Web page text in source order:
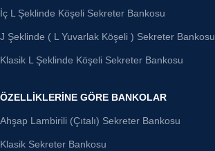
İç L Şeklinde Köşeli Sekreter Bankosu
J Şeklinde ( L Yuvarlak Köşeli ) Sekreter Bankosu
Klasik L Şeklinde Köşeli Sekreter Bankosu
ÖZELLIKLERINE GÖRE BANKOLAR
Ahşap Lambirili (Çıtalı) Sekreter Bankosu
Klasik Sekreter Bankosu